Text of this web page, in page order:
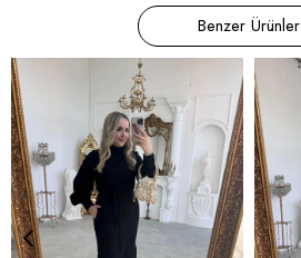
Benzer Ürünler